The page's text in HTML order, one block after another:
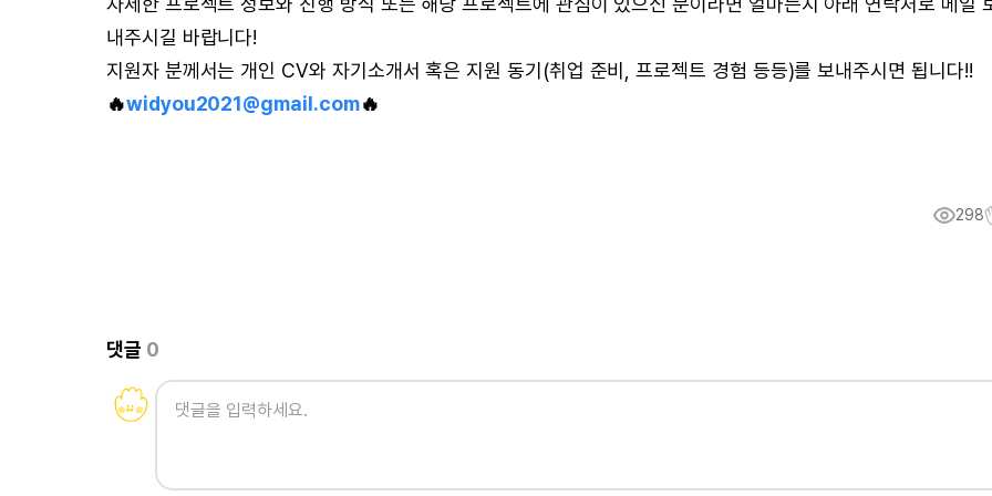
내주시길 바랍니다!
지원자 분께서는 개인 CV와 자기소개서 혹은 지원 동기(취업 준비, 프로젝트 경험 등등)를 보내주시면 됩니다!!
🔥widyou2021@gmail.com🔥
298
댓글 0